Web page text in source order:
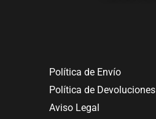
Política de Envío
Política de Devoluciones
Aviso Legal